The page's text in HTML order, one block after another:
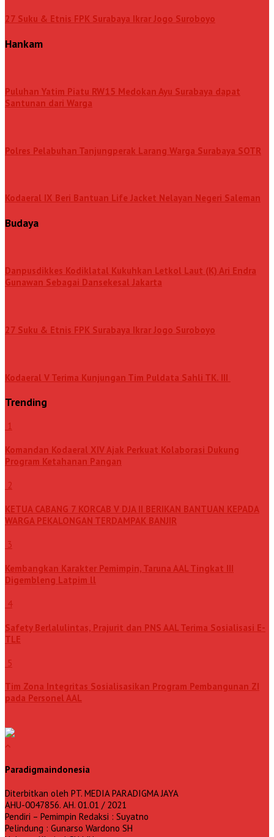
27 Suku & Etnis FPK Surabaya Ikrar Jogo Suroboyo
Hankam
Puluhan Yatim Piatu RW15 Medokan Ayu Surabaya dapat
Santunan dari Warga
Polres Pelabuhan Tanjungperak Larang Warga Surabaya SOTR
Kodaeral IX Beri Bantuan Life Jacket Nelayan Negeri Saleman
Budaya
Danpusdikkes Kodiklatal Kukuhkan Letkol Laut (K) Ari Endra
Gunawan Sebagai Dansekesal Jakarta
27 Suku & Etnis FPK Surabaya Ikrar Jogo Suroboyo
Kodaeral V Terima Kunjungan Tim Puldata Sahli TK. III
Trending
1
Komandan Kodaeral XIV Ajak Perkuat Kolaborasi Dukung
Program Ketahanan Pangan
2
KETUA CABANG 7 KORCAB V DJA II BERIKAN BANTUAN KEPADA
WARGA PEKALONGAN TERDAMPAK BANJIR
3
Kembangkan Karakter Pemimpin, Taruna AAL Tingkat III
Digembleng Latpim ll
4
Safety Berlalulintas, Prajurit dan PNS AAL Terima Sosialisasi E-
TLE
5
Tim Zona Integritas Sosialisasikan Program Pembangunan ZI
pada Personel AAL
Paradigmaindonesia
Diterbitkan oleh PT. MEDIA PARADIGMA JAYA
AHU-0047856. AH. 01.01 / 2021
Pendiri – Pemimpin Redaksi : Suyatno
Pelindung : Gunarso Wardono SH